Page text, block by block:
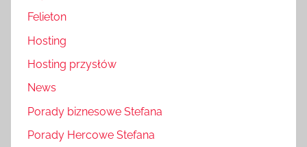
Felieton
Hosting
Hosting przysłów
News
Porady biznesowe Stefana
Porady Hercowe Stefana